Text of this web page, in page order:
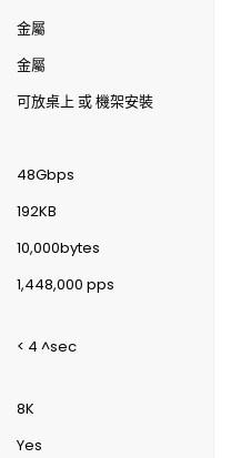
金屬
金屬
可放桌上 或 機架安裝
48Gbps
192KB
10,000bytes
1,448,000 pps
< 4 ^sec
8K
Yes